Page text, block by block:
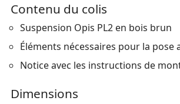
Contenu du colis
Suspension Opis PL2 en bois brun
Éléments nécessaires pour la pose
Notice avec les instructions de
Dimensions